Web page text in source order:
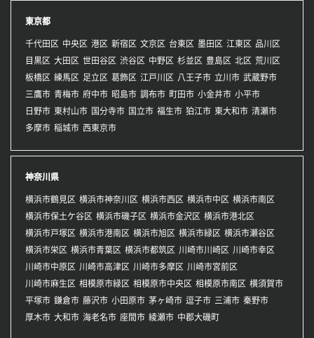
東京都
千代田区 中央区 港区 新宿区 文京区 台東区 墨田区 江東区 品川区
目黒区 大田区 世田谷区 渋谷区 中野区 杉並区 豊島区 北区 荒川区
板橋区 練馬区 足立区 葛飾区 江戸川区 八王子市 立川市 武蔵野市
三鷹市 青梅市 府中市 昭島市 調布市 町田市 小金井市 小平市
日野市 東村山市 国分寺市 国立市 福生市 狛江市 東大和市 清瀬市
多摩市 稲城市 西東京市
神奈川県
横浜市鶴見区 横浜市神奈川区 横浜市西区 横浜市中区 横浜市南区
横浜市保土ケ谷区 横浜市磯子区 横浜市金沢区 横浜市港北区
横浜市戸塚区 横浜市港南区 横浜市旭区 横浜市緑区 横浜市瀬谷区
横浜市栄区 横浜市青葉区 横浜市都筑区 川崎市川崎区 川崎市幸区
川崎市中原区 川崎市高津区 川崎市多摩区 川崎市宮前区
川崎市麻生区 相模原市緑区 相模原市中央区 相模原市南区 横須賀市
平塚市 鎌倉市 藤沢市 小田原市 茅ヶ崎市 逗子市 三浦市 秦野市
厚木市 大和市 海老名市 座間市 綾瀬市 中郡大磯町